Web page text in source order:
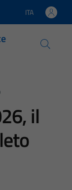
Lingua attiva:
ITA
il